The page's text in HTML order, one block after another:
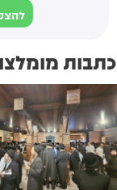
כתבות